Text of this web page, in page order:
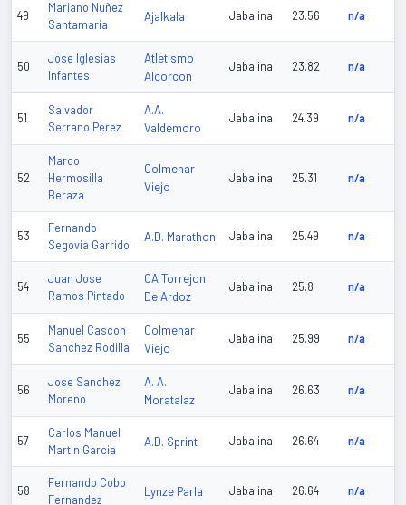
49
Mariano Nuñez
Santamaria
Ajalkala Jabalina 23.56 n/a
50
Jose Iglesias
Infantes
Atletismo
Alcorcon
Jabalina 23.82 n/a
51
Salvador
Serrano Perez
A.A.
Valdemoro
Jabalina 24.39 n/a
52
Marco
Hermosilla
Beraza
Colmenar
Viejo
Jabalina 25.31 n/a
53
Fernando
Segovia Garrido
A.D. Marathon Jabalina 25.49 n/a
54
Juan Jose
Ramos Pintado
CA Torrejon
De Ardoz
Jabalina 25.8 n/a
55
Manuel Cascon
Sanchez Rodilla
Colmenar
Viejo
Jabalina 25.99 n/a
56
Jose Sanchez
Moreno
A. A.
Moratalaz
Jabalina 26.63 n/a
57
Carlos Manuel
Martin Garcia
A.D. Sprint Jabalina 26.64 n/a
58
Fernando Cobo
Fernandez
Lynze Parla Jabalina 26.64 n/a